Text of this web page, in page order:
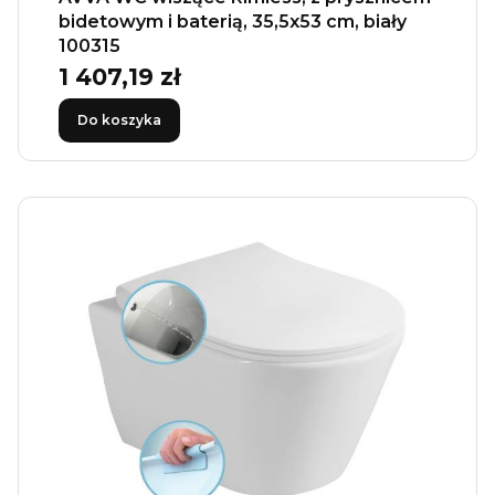
bidetowym i baterią, 35,5x53 cm, biały
100315
Cena
1 407,19 zł
Do koszyka